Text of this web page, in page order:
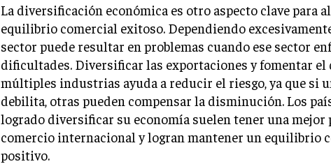
La diversificación económica es otro aspecto clave para
equilibrio comercial exitoso. Dependiendo
sector puede resultar en problemas cuando ese sector
dificultades. Diversificar las exportaciones y fomentar el
múltiples industrias ayuda a reducir el riesgo, ya que si
debilita, otras pueden compensar la disminución. Los
logrado diversificar su economía suelen tener una mejor
comercio internacional y logran mantener un equilibrio
positivo.